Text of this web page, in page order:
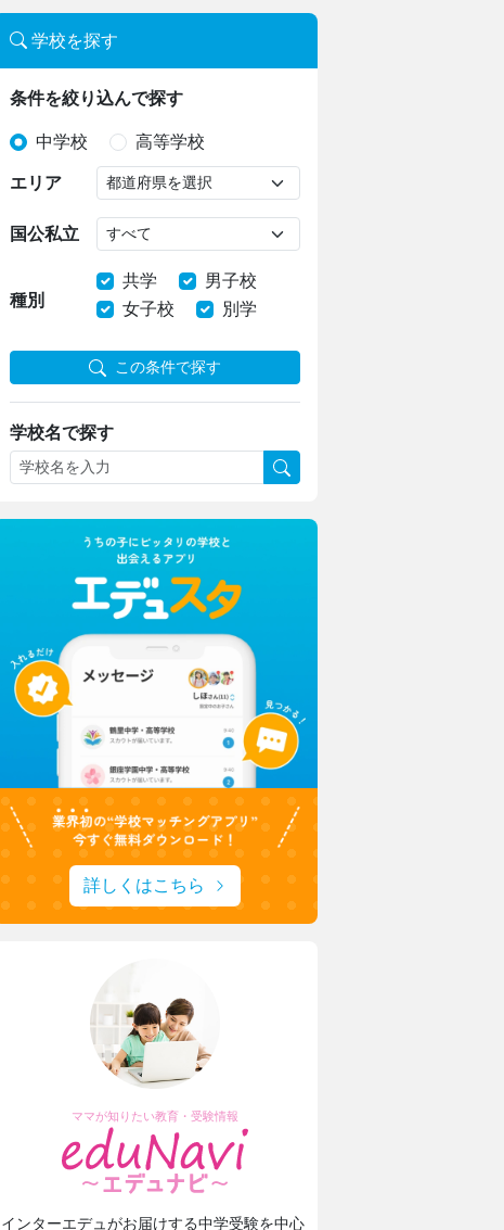
東京家政大学附属女子中学校高等学校
新校長に就任！未来の展望について取材
安田学園中学校・高等学校
一橋大・東京科学大に合格！
安田学園の進路サポートや学習環境
学校を探す
条件を絞り込んで探す
中学校 高等学校
エリア
国公私立
種別
共学
男子校
女子校
別学
この条件で探す
学校名で探す
詳しくはこちら
ママが知りたい教育・受験情報
インターエデュがお届けする中学受験を中心